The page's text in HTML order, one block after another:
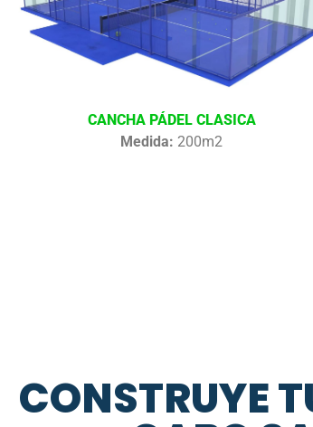
CANCHA PÁDEL CLASICA
Medida: 200m2
CONSTRUYE